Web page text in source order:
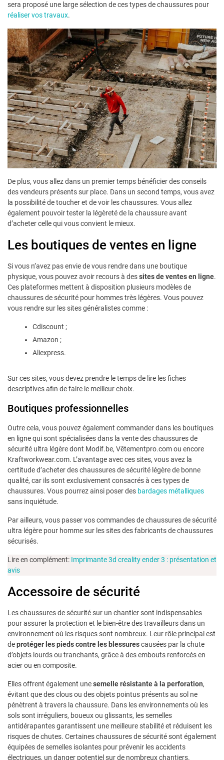
sera proposé une large sélection de ces types de chaussures pour
réaliser vos travaux.
De plus, vous allez dans un premier temps bénéficier des conseils
des vendeurs présents sur place. Dans un second temps, vous avez
la possibilité de toucher et de voir les chaussures. Vous allez
également pouvoir tester la légèreté de la chaussure avant
d’acheter celle qui vous convient le mieux.
Les boutiques de ventes en ligne
Si vous n’avez pas envie de vous rendre dans une boutique
physique, vous pouvez avoir recours à dessites de ventes en ligne.
Ces plateformes mettent à disposition plusieurs modèles de
chaussures de sécurité pour hommes très légères. Vous pouvez
vous rendre sur les sites généralistes comme :
Cdiscount ;
Amazon ;
Aliexpress.
Sur ces sites, vous devez prendre le temps de lire les fiches
descriptives afin de faire le meilleur choix.
Boutiques professionnelles
Outre cela, vous pouvez également commander dans les boutiques
en ligne qui sont spécialisées dans la vente des chaussures de
sécurité ultra légère dont Modif.be, Vêtementpro.com ou encore
Kraftworkwear.com. L’avantage avec ces sites, vous avez la
certitude d’acheter des chaussures de sécurité légère de bonne
qualité, car ils sont exclusivement consacrés à ces types de
chaussures. Vous pourrez ainsi poser des bardages métalliques
sans inquiétude.
Par ailleurs, vous passer vos commandes de chaussures de sécurité
ultra légère pour homme sur les sites des fabricants de chaussures
sécurisés.
Lire en complément: Imprimante 3d creality ender 3 : présentation et
avis
Accessoire de sécurité
Les chaussures de sécurité sur un chantier sont indispensables
pour assurer la protection et le bien-être des travailleurs dans un
environnement où les risques sont nombreux. Leur rôle principal est
deprotéger les pieds contre les blessurescausées par la chute
d’objets lourds ou tranchants, grâce à des embouts renforcés en
acier ou en composite.
Elles offrent également unesemelle résistante à la perforation,
évitant que des clous ou des objets pointus présents au sol ne
pénètrent à travers la chaussure. Dans les environnements où les
sols sont irréguliers, boueux ou glissants, les semelles
antidérapantes garantissent une meilleure stabilité et réduisent les
risques de chutes. Certaines chaussures de sécurité sont également
équipées de semelles isolantes pour prévenir les accidents
électriques, un danger potentiel sur de nombreux chantiers.